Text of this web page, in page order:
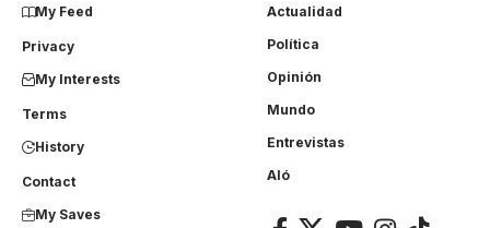
My Feed
Privacy
My Interests
Terms
History
Contact
My Saves
Actualidad
Política
Opinión
Mundo
Entrevistas
Aló